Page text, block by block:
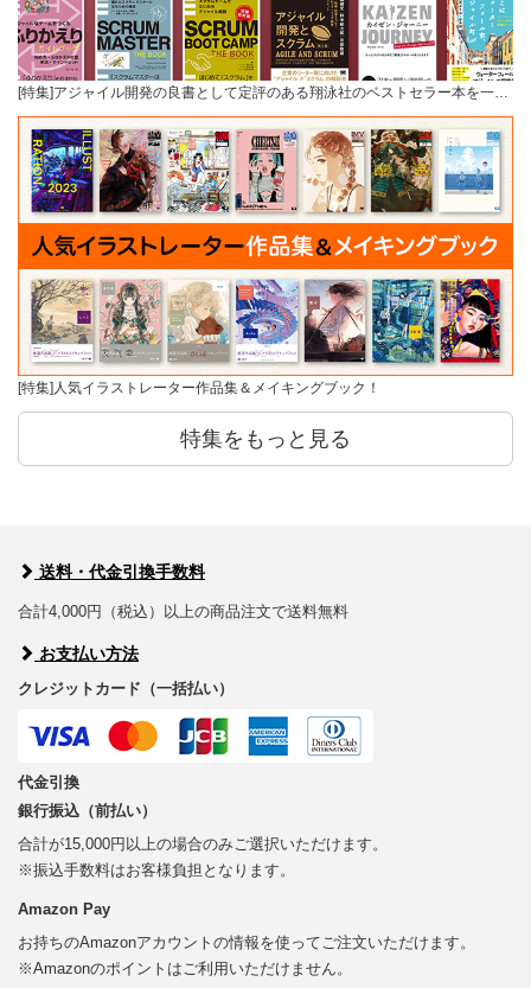
[特集]アジャイル開発の良書として定評のある翔泳社のベストセラー本を一…
[特集]人気イラストレーター作品集＆メイキングブック！
特集をもっと見る
送料・代金引換手数料
合計4,000円（税込）以上の商品注文で送料無料
お支払い方法
クレジットカード（一括払い）
代金引換
銀行振込（前払い）
合計が15,000円以上の場合のみご選択いただけます。
※振込手数料はお客様負担となります。
Amazon Pay
お持ちのAmazonアカウントの情報を使ってご注文いただけます。
※Amazonのポイントはご利用いただけません。